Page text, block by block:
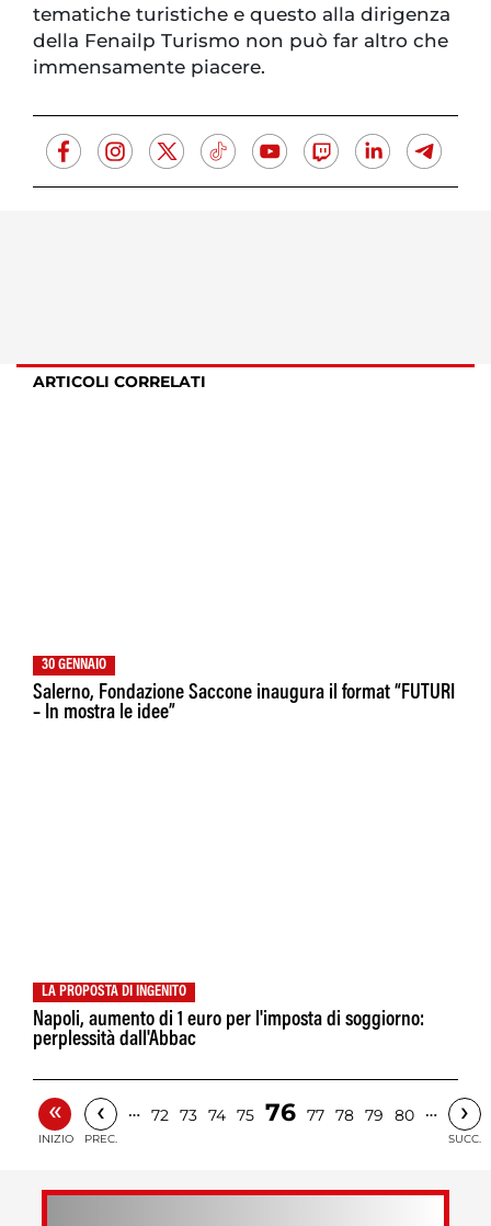
tematiche turistiche e questo alla dirigenza
della Fenailp Turismo non può far altro che
immensamente piacere.
ARTICOLI CORRELATI
30 GENNAIO
Salerno, Fondazione Saccone inaugura il format “FUTURI
– In mostra le idee”
LA PROPOSTA DI INGENITO
Napoli, aumento di 1 euro per l'imposta di soggiorno:
perplessità dall'Abbac
«
INIZIO
‹
PREC.
… 72 73 74 75 76 77 78 79 80 … ›
SUCC.